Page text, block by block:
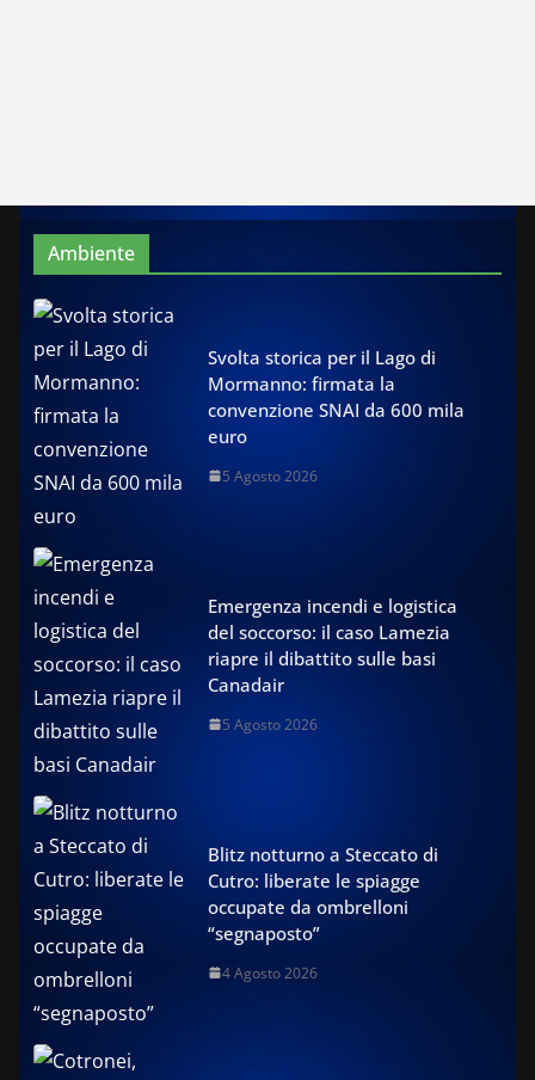
Ambiente
Svolta storica per il Lago di
Mormanno: firmata la
convenzione SNAI da 600 mila
euro
5 Agosto 2026
Emergenza incendi e logistica
del soccorso: il caso Lamezia
riapre il dibattito sulle basi
Canadair
5 Agosto 2026
Blitz notturno a Steccato di
Cutro: liberate le spiagge
occupate da ombrelloni
“segnaposto”
4 Agosto 2026